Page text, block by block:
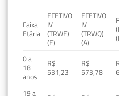
Faixa
Etária
EFETIVO
IV
(TRWE)
(E)
EFETIVO
IV
(TRWQ)
(A)
0 a
18
anos
R$
531,23
R$
573,78
19 a